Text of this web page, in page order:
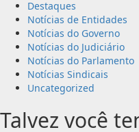
Destaques
Notícias de Entidades
Notícias do Governo
Notícias do Judiciário
Notícias do Parlamento
Notícias Sindicais
Uncategorized
Talvez você